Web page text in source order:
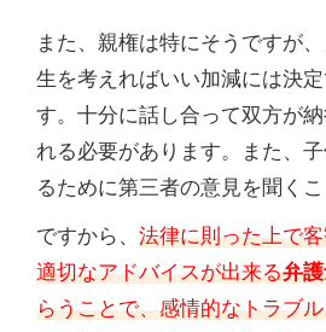
また、親権は特にそうですが
生を考えればいい加減には決
す。十分に話し合って双方が
れる必要があります。また、
るために第三者の意見を聞くこ
ですから、 法律に則った上で
適切なアドバイスが出来る弁
らうことで、感情的なトラブ